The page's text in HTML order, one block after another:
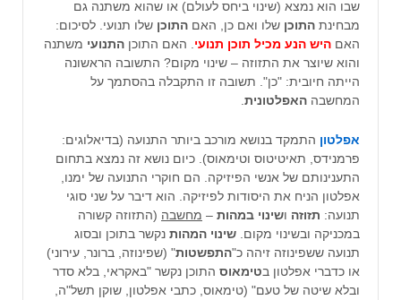
שבו הוא נמצא (שינוי ביחס לעולם) או שהוא משתנה גם
מבחינת התוכן שלו ואם כן, האם התוכן שלו תנועי. לסיכום:
האם היש הנע מכיל תוכן תנועי. האם התוכן התנועי משתנה
והוא שיוצר את התזוזה – שינוי מקום? התשובה הראשונה
הייתה חיובית: "כן". תשובה זו התקבלה בהסתמך על
המחשבה האפלטונית.
אפלטון התמקד בנושא מורכב ביותר התנועה (בדיאלוגים:
פרמנידס, תאיטיטוס וטימאוס). כיום נושא זה נמצא בתחום
התענינותם של אנשי הפיזיקה. הם חוקרי התנועה של ימנו,
אפלטון הניח את היסודות לפיזיקה. הוא דיבר על שני סוגי
תנועה: תזוזה ושינוי במהות – מחשבה (התזוזה קשורה
במכניקה ובשינוי מקום. שינוי המהות נקשר בתוכן ובסוג
תנועה ששפינוזה זיהה כ"התפשטות" (שפינוזה, ברונר, עירוני)
או כדברי אפלטון בטימאוס התוכן נקשר "באקראי, בלא סדר
ובלא שיטה של טעם" (טימאוס, כתבי אפלטון, שוקן תשל"ה,